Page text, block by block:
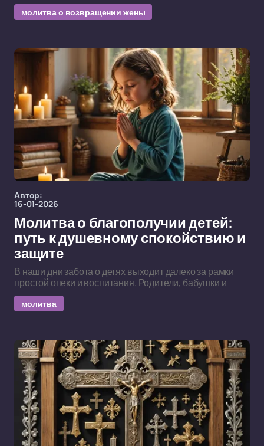
молитва о возвращении жены
Автор:
16-01-2026
Молитва о благополучии детей:
путь к душевному спокойствию и
защите
В наши дни забота о детях выходит далеко за рамки
простой опеки и воспитания. Родители, бабушки и
молитва